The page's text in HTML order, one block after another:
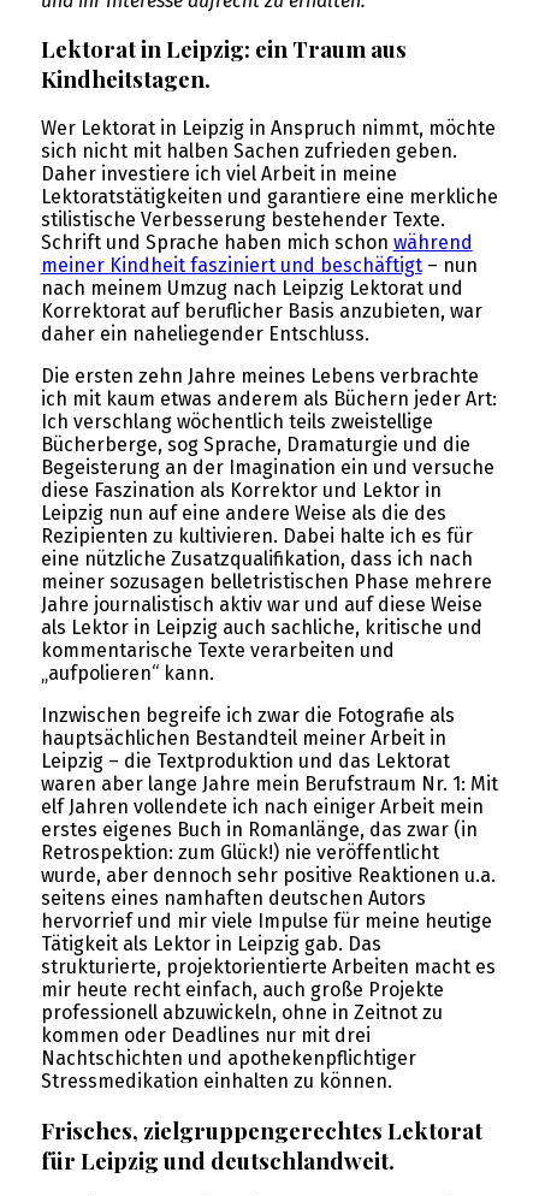
Lektorat in Leipzig: ein Traum aus
Kindheitstagen.
Wer Lektorat in Leipzig in Anspruch nimmt, möchte
sich nicht mit halben Sachen zufrieden geben.
Daher investiere ich viel Arbeit in meine
Lektoratstätigkeiten und garantiere eine merkliche
stilistische Verbesserung bestehender Texte.
Schrift und Sprache haben mich schon während
meiner Kindheit fasziniert und beschäftigt– nun
nach meinem Umzug nach Leipzig Lektorat und
Korrektorat auf beruflicher Basis anzubieten, war
daher ein naheliegender Entschluss.
Die ersten zehn Jahre meines Lebens verbrachte
ich mit kaum etwas anderem als Büchern jeder Art:
Ich verschlang wöchentlich teils zweistellige
Bücherberge, sog Sprache, Dramaturgie und die
Begeisterung an der Imagination ein und versuche
diese Faszination als Korrektor und Lektor in
Leipzig nun auf eine andere Weise als die des
Rezipienten zu kultivieren. Dabei halte ich es für
eine nützliche Zusatzqualifikation, dass ich nach
meiner sozusagen belletristischen Phase mehrere
Jahre journalistisch aktiv war und auf diese Weise
als Lektor in Leipzig auch sachliche, kritische und
kommentarische Texte verarbeiten und
„aufpolieren“ kann.
Inzwischen begreife ich zwar die Fotografie als
hauptsächlichen Bestandteil meiner Arbeit in
Leipzig – die Textproduktion und das Lektorat
waren aber lange Jahre mein Berufstraum Nr. 1: Mit
elf Jahren vollendete ich nach einiger Arbeit mein
erstes eigenes Buch in Romanlänge, das zwar (in
Retrospektion: zum Glück!) nie veröffentlicht
wurde, aber dennoch sehr positive Reaktionen u.a.
seitens eines namhaften deutschen Autors
hervorrief und mir viele Impulse für meine heutige
Tätigkeit als Lektor in Leipzig gab. Das
strukturierte, projektorientierte Arbeiten macht es
mir heute recht einfach, auch große Projekte
professionell abzuwickeln, ohne in Zeitnot zu
kommen oder Deadlines nur mit drei
Nachtschichten und apothekenpflichtiger
Stressmedikation einhalten zu können.
Frisches, zielgruppengerechtes Lektorat
für Leipzig und deutschlandweit.